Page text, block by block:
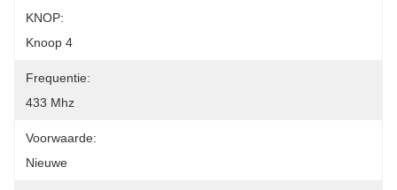
KNOP:
Knoop 4
Frequentie:
433 Mhz
Voorwaarde:
Nieuwe